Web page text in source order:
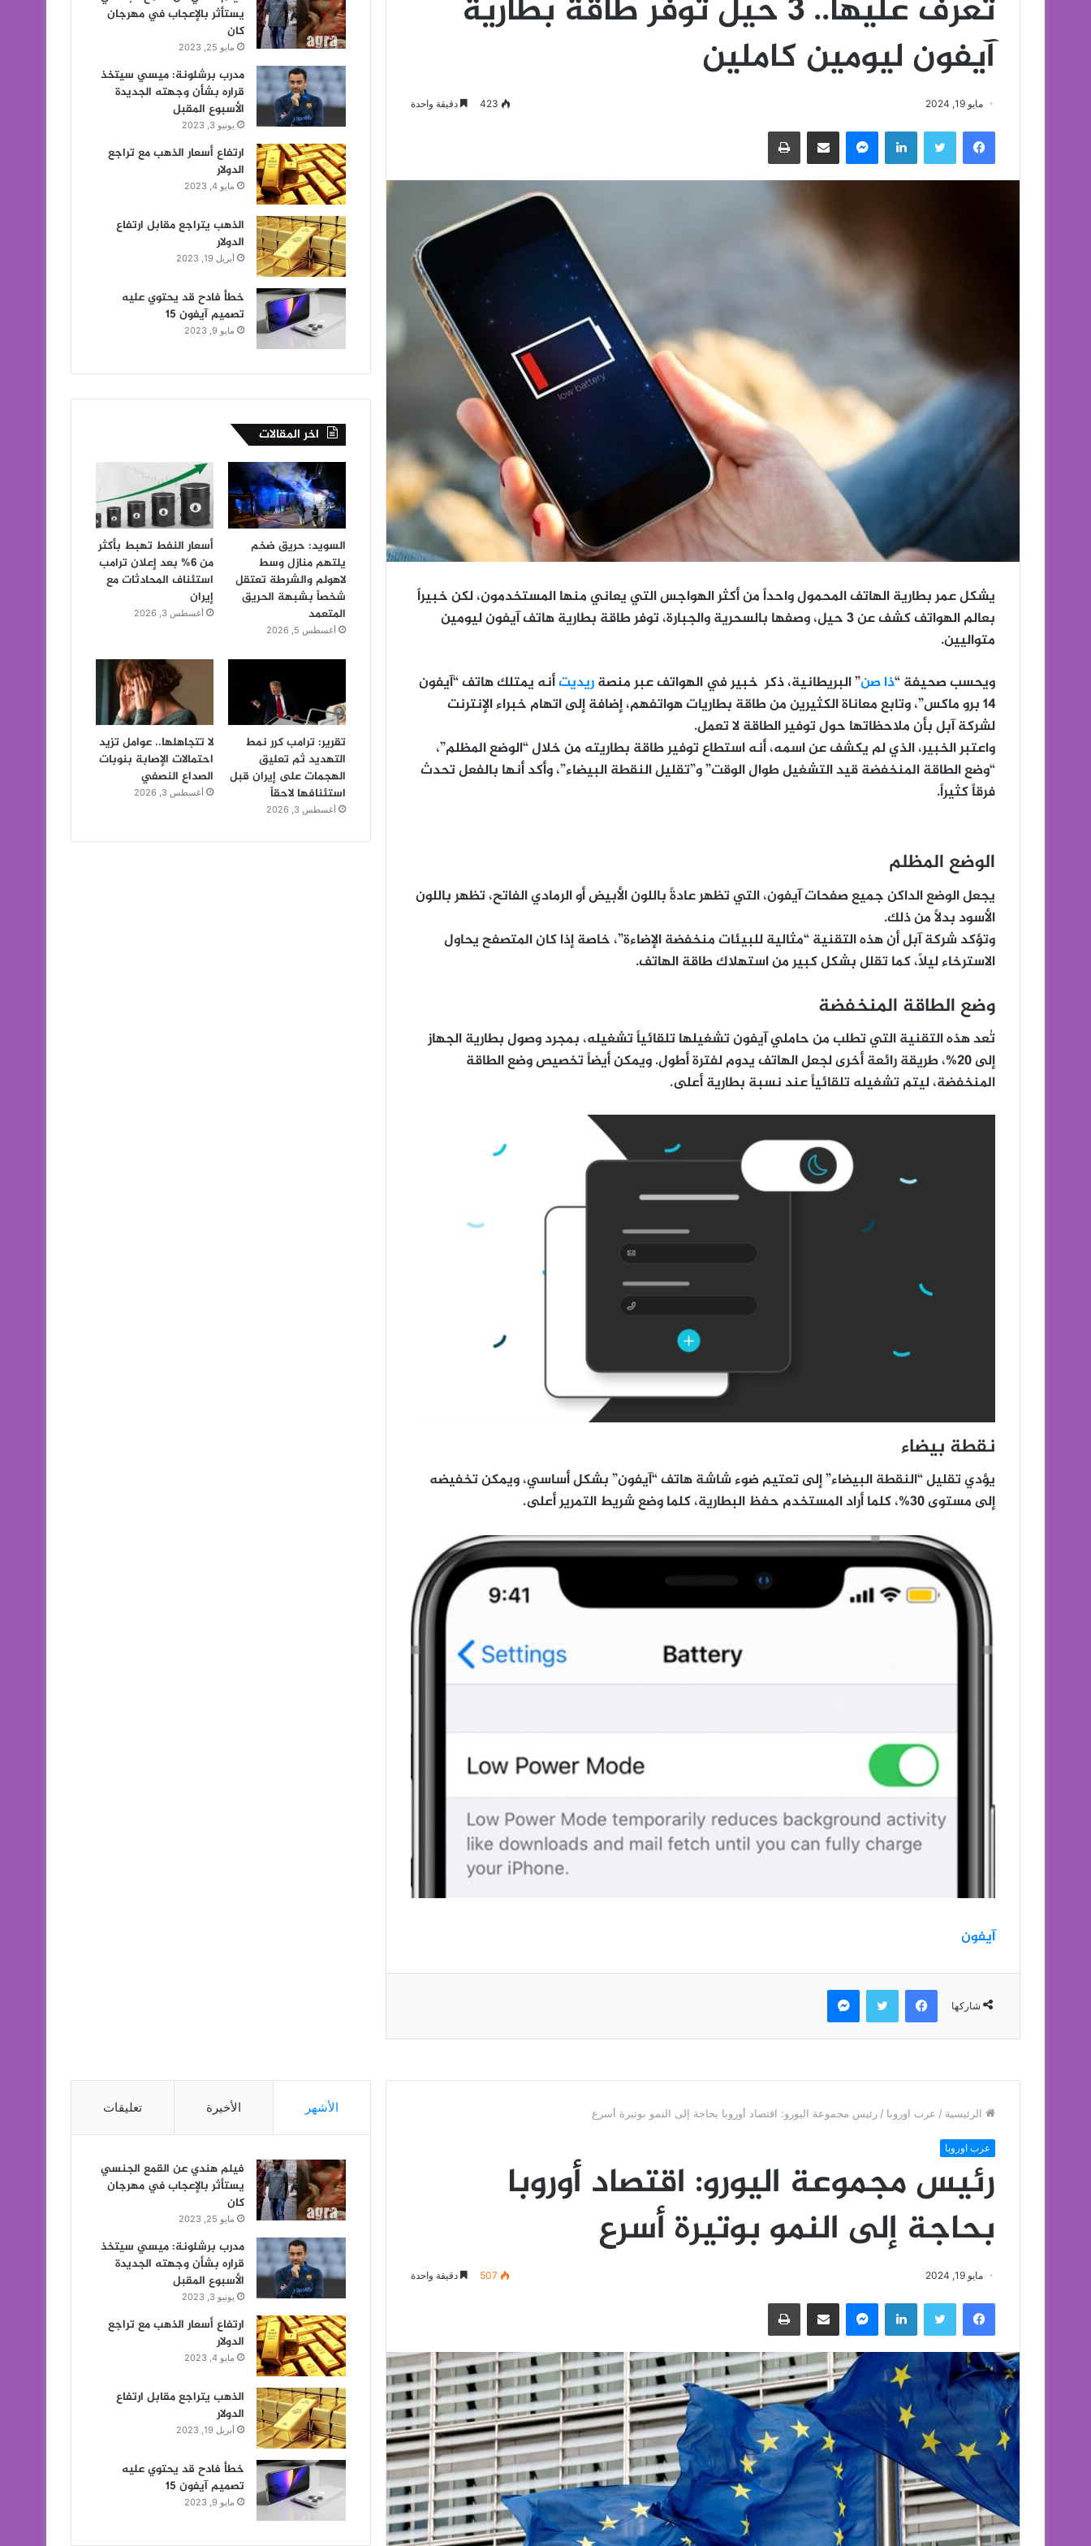
تعرف عليها.. 3 حيل توفر طاقة بطارية
آيفون ليومين كاملين
مايو 19, 2024 423 دقيقة واحدة
فيسبوك تويتر لينكدإن ماسنجر مشاركة عبر البريد طباعة
يشكل عمر بطارية الهاتف المحمول واحداً من أكثر الهواجس التي يعاني منها المستخدمون، لكن خبيراً
بعالم الهواتف كشف عن 3 حيل، وصفها بالسحرية والجبارة، توفر طاقة بطارية هاتف آيفون ليومين
متواليين.
ويحسب صحيفة “ذا صن” البريطانية، ذكر خبير في الهواتف عبر منصةريديتأنه يمتلك هاتف “آيفون
14 برو ماكس”، وتابع معاناة الكثيرين من طاقة بطاريات هواتفهم، إضافة إلى اتهام خبراء الإنترنت
لشركة آبل بأن ملاحظاتها حول توفير الطاقة لا تعمل.
واعتبر الخبير، الذي لم يكشف عن اسمه، أنه استطاع توفير طاقة بطاريته من خلال “الوضع المظلم”،
“وضع الطاقة المنخفضة قيد التشغيل طوال الوقت” و”تقليل النقطة البيضاء”، وأكد أنها بالفعل تحدث
فرقاً كثيراً.
الوضع المظلم
يجعل الوضع الداكن جميع صفحات آيفون، التي تظهر عادةً باللون الأبيض أو الرمادي الفاتح، تظهر باللون
الأسود بدلاً من ذلك.
وتؤكد شركة آبل أن هذه التقنية “مثالية للبيئات منخفضة الإضاءة”، خاصة إذا كان المتصفح يحاول
الاسترخاء ليلاً، كما تقلل بشكل كبير من استهلاك طاقة الهاتف.
وضع الطاقة المنخفضة
تُعد هذه التقنية التي تطلب من حاملي آيفون تشغيلها تلقائياً تشغيله، بمجرد وصول بطارية الجهاز
إلى 20%، طريقة رائعة أخرى لجعل الهاتف يدوم لفترة أطول. ويمكن أيضاً تخصيص وضع الطاقة
المنخفضة، ليتم تشغيله تلقائياً عند نسبة بطارية أعلى.
نقطة بيضاء
يؤدي تقليل “النقطة البيضاء” إلى تعتيم ضوء شاشة هاتف “آيفون” بشكل أساسي، ويمكن تخفيضه
إلى مستوى 30%، كلما أراد المستخدم حفظ البطارية، كلما وضع شريط التمرير أعلى.
آيفون
شاركها
فيسبوك تويتر ماسنجر
يستأثر بالإعجاب في مهرجان
كان
مايو 25, 2023
مدرب برشلونة: ميسي سيتخذ
قراره بشأن وجهته الجديدة
الأسبوع المقبل
يونيو 3, 2023
ارتفاع أسعار الذهب مع تراجع
الدولار
مايو 4, 2023
الذهب يتراجع مقابل ارتفاع
الدولار
أبريل 19, 2023
خطأ فادح قد يحتوي عليه
تصميم آيفون 15
مايو 9, 2023
اخر المقالات
السويد: حريق ضخم
يلتهم منازل وسط
لاهولم والشرطة تعتقل
شخصاً بشبهة الحريق
المتعمد
أغسطس 5, 2026
أسعار النفط تهبط بأكثر
من 6% بعد إعلان ترامب
استئناف المحادثات مع
إيران
أغسطس 3, 2026
تقرير: ترامب كرر نمط
التهديد ثم تعليق
الهجمات على إيران قبل
استئنافها لاحقاً
أغسطس 3, 2026
لا تتجاهلها.. عوامل تزيد
احتمالات الإصابة بنوبات
الصداع النصفي
أغسطس 3, 2026